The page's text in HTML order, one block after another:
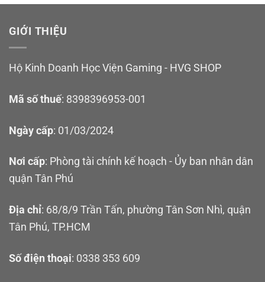
GIỚI THIỆU
Hộ Kinh Doanh Học Viện Gaming - HVG SHOP
Mã số thuế: 8398396953-001
Ngày cấp: 01/03/2024
Nơi cấp: Phòng tài chính kế hoạch - Ủy ban nhân dân
quận Tân Phú
Địa chỉ: 68/8/9 Trần Tấn, phường Tân Sơn Nhì, quận
Tân Phú, TP.HCM
Số điện thoại: 0338 353 609